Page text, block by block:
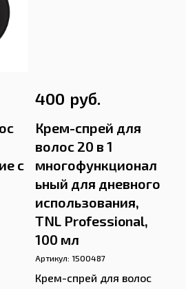
с
400 руб.
Крем-спрей для
волос 20 в 1
многофункционал
ьный для дневного
использования,
TNL Professional,
100 мл
Артикул: 1500487
Крем-спрей для волос